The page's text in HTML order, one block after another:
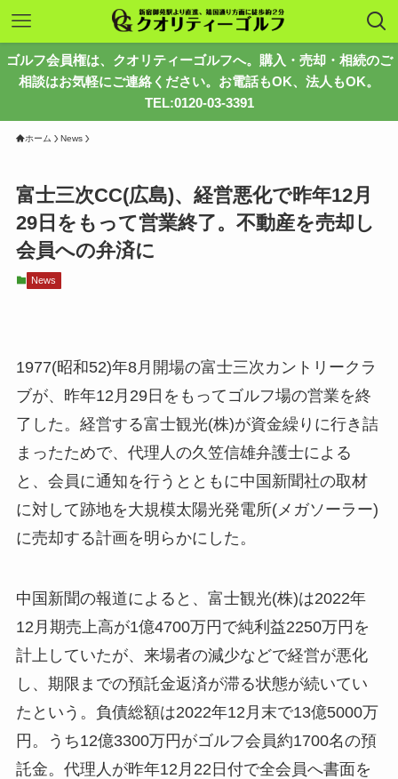
ゴルフ会員権は、クオリティーゴルフへ。購入・売却・相続のご
相談はお気軽にご連絡ください。お電話もOK、法人もOK。
TEL:0120-03-3391
ホーム News
富士三次CC(広島)、経営悪化で昨年12月
29日をもって営業終了。不動産を売却し
会員への弁済に
News
1977(昭和52)年8月開場の富士三次カントリークラ
ブが、昨年12月29日をもってゴルフ場の営業を終
了した。経営する富士観光(株)が資金繰りに行き詰
まったためで、代理人の久笠信雄弁護士による
と、会員に通知を行うとともに中国新聞社の取材
に対して跡地を大規模太陽光発電所(メガソーラー)
に売却する計画を明らかにした。
中国新聞の報道によると、富士観光(株)は2022年
12月期売上高が1億4700万円で純利益2250万円を
計上していたが、来場者の減少などで経営が悪化
し、期限までの預託金返済が滞る状態が続いてい
たという。負債総額は2022年12月末で13億5000万
円。うち12億3300万円がゴルフ会員約1700名の預
託金。代理人が昨年12月22日付で全会員へ書面を